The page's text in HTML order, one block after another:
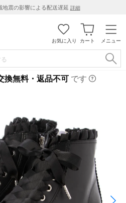
地震の影響による配送遅延 詳細
メニュー
カート
お気に入り
換無料・返品不可 です